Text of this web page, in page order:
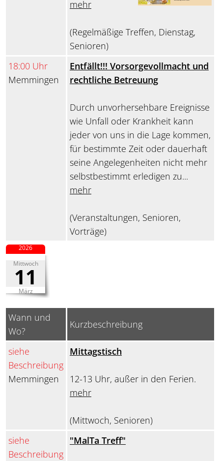
mehr
(Regelmäßige Treffen, Dienstag,
Senioren)
18:00 Uhr
Memmingen
Entfällt!!! Vorsorgevollmacht und
rechtliche Betreuung
Durch unvorhersehbare Ereignisse
wie Unfall oder Krankheit kann
jeder von uns in die Lage kommen,
für bestimmte Zeit oder dauerhaft
seine Angelegenheiten nicht mehr
selbstbestimmt erledigen zu...
mehr
(Veranstaltungen, Senioren,
Vorträge)
Mittwoch
11
März
2026
Wann und
Wo?
Kurzbeschreibung
siehe
Beschreibung
Memmingen
Mittagstisch
12-13 Uhr, außer in den Ferien.
mehr
(Mittwoch, Senioren)
siehe
Beschreibung
"MalTa Treff"